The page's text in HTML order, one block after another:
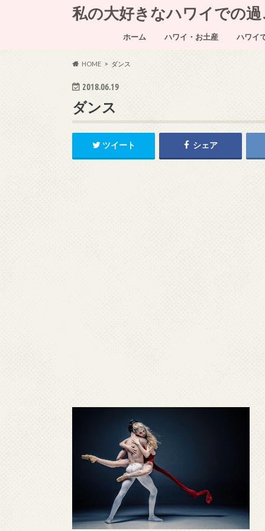
私の大好きなハワイでの
ホーム ハワイ・お土産 ハワイ
HOME ダンス
2018.06.19
ダンス
ツイート シェア